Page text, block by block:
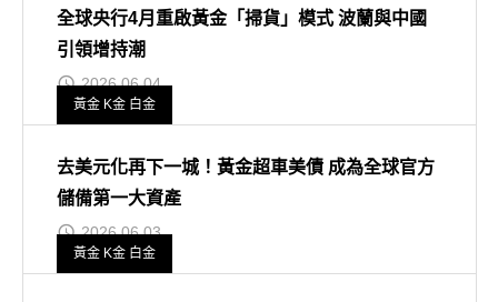
全球央行4月重啟黃金「掃貨」模式 波蘭與中國
引領增持潮
2026.06.04
黃金 K金 白金
去美元化再下一城！黃金超車美債 成為全球官方
儲備第一大資產
2026.06.03
黃金 K金 白金